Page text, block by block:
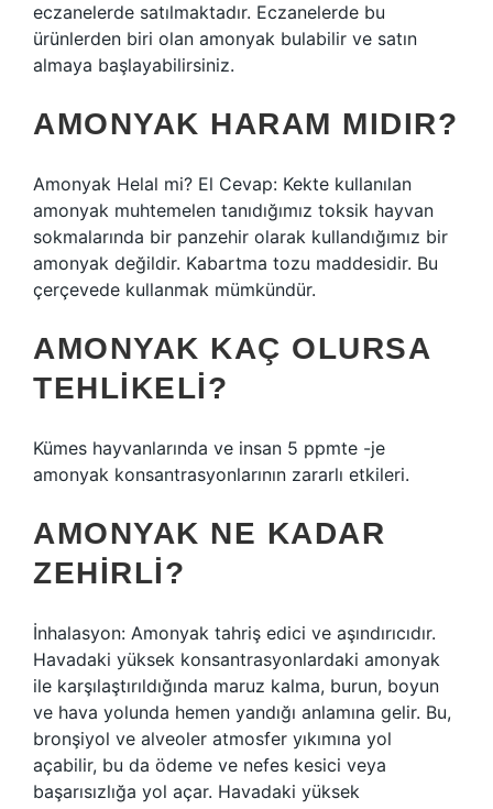
eczanelerde satılmaktadır. Eczanelerde bu
ürünlerden biri olan amonyak bulabilir ve satın
almaya başlayabilirsiniz.
AMONYAK HARAM MIDIR?
Amonyak Helal mi? El Cevap: Kekte kullanılan
amonyak muhtemelen tanıdığımız toksik hayvan
sokmalarında bir panzehir olarak kullandığımız bir
amonyak değildir. Kabartma tozu maddesidir. Bu
çerçevede kullanmak mümkündür.
AMONYAK KAÇ OLURSA
TEHLIKELI?
Kümes hayvanlarında ve insan 5 ppmte -je
amonyak konsantrasyonlarının zararlı etkileri.
AMONYAK NE KADAR
ZEHIRLI?
İnhalasyon: Amonyak tahriş edici ve aşındırıcıdır.
Havadaki yüksek konsantrasyonlardaki amonyak
ile karşılaştırıldığında maruz kalma, burun, boyun
ve hava yolunda hemen yandığı anlamına gelir. Bu,
bronşiyol ve alveoler atmosfer yıkımına yol
açabilir, bu da ödeme ve nefes kesici veya
başarısızlığa yol açar. Havadaki yüksek